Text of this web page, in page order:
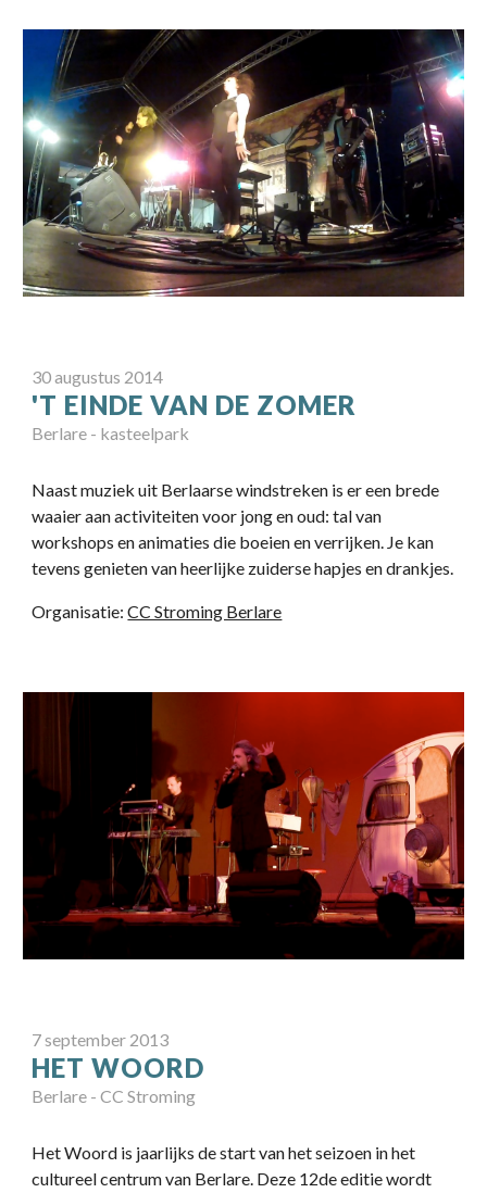
30 augustus 2014
'T EINDE VAN DE ZOMER
Berlare - kasteelpark
Naast muziek uit Berlaarse windstreken is er een brede
waaier aan activiteiten voor jong en oud: tal van
workshops en animaties die boeien en verrijken. Je kan
tevens genieten van heerlijke zuiderse hapjes en drankjes.
Organisatie:CC Stroming Berlare
7september 2013
HET WOORD
Berlare -CC Stroming
Het Woord is jaarlijks de start van het seizoen in het
cultureel centrum van Berlare. Deze 12de editie wordt